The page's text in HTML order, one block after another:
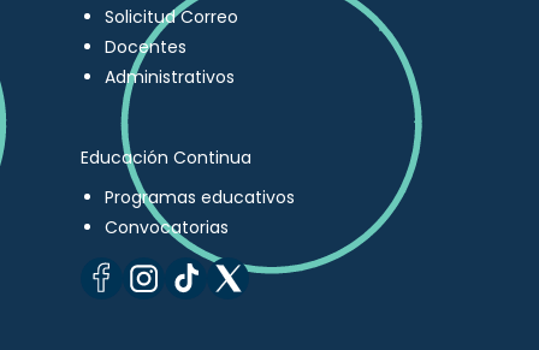
Solicitud Correo
Docentes
Administrativos
Educación Continua
Programas educativos
Convocatorias